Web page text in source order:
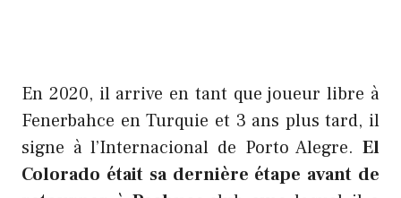
En 2020, il arrive en tant que joueur libre à
Fenerbahce en Turquie et 3 ans plus tard, il
signe à l’Internacional de Porto Alegre. El
Colorado était sa dernière étape avant de